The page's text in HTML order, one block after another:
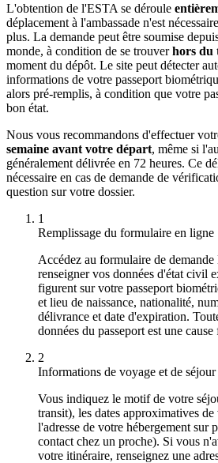
L'obtention de l'ESTA se déroule
déplacement à l'ambassade n'est
plus. La demande peut être soumise
monde, à condition de se trouverhors du
moment du dépôt. Le site peut détecter
informations de votre passeport
alors pré-remplis, à condition que votre
bon état.
Nous vous recommandons d'effectuer
semaine avant votre départ, même si
généralement délivrée en 72 heures. Ce
nécessaire en cas de demande de
question sur votre dossier.
1
Remplissage du formulaire en ligne
Accédez au formulaire de
renseigner vos données d'état civil
figurent sur votre passeport
et lieu de naissance, nationalité,
délivrance et date d'expiration.
données du passeport est une
2
Informations de voyage et de séjour
Vous indiquez le motif de votre
transit), les dates approximatives
l'adresse de votre hébergement sur
contact chez un proche). Si vous
votre itinéraire, renseignez une